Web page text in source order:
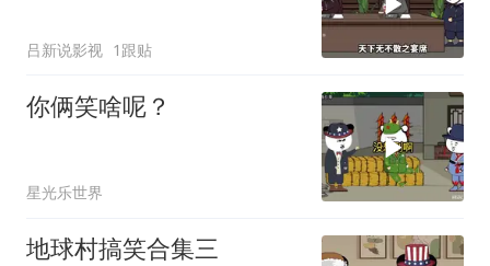
吕新说影视 1跟贴
你俩笑啥呢？
星光乐世界
地球村搞笑合集三